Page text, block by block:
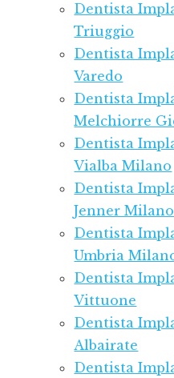
Dentista
Triuggio
Dentista
Varedo
Dentista
Melchiorre
Dentista
Vialba Milano
Dentista
Jenner Milano
Dentista
Umbria
Dentista
Vittuone
Dentista
Albairate
Dentista